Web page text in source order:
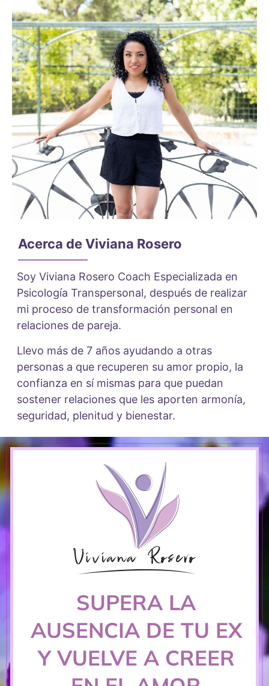
Acerca de Viviana Rosero
Soy Viviana Rosero Coach Especializada en
Psicología Transpersonal, después de realizar
mi proceso de transformación personal en
relaciones de pareja.
Llevo más de 7 años ayudando a otras
personas a que recuperen su amor propio, la
confianza en sí mismas para que puedan
sostener relaciones que les aporten armonía,
seguridad, plenitud y bienestar.